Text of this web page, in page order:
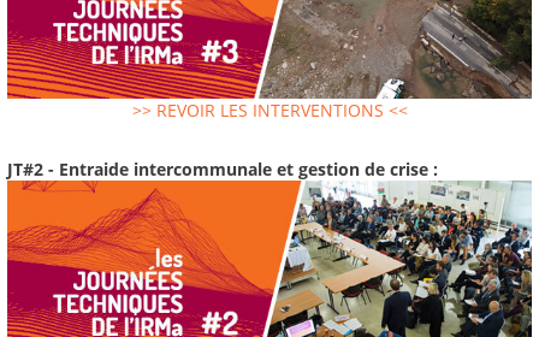
>> REVOIR LES INTERVENTIONS <<
JT#2 - Entraide intercommunale et gestion de crise :